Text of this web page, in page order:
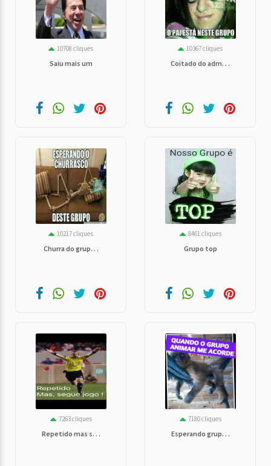
10708 cliques
Saiu mais um
10367 cliques
Coitado do adm. . .
10217 cliques
Churra do grup. . .
8461 cliques
Grupo top
7263 cliques
Repetido mas s. . .
7180 cliques
Esperando grup. . .